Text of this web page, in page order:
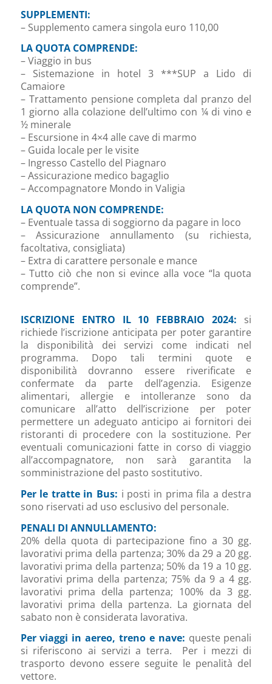
SUPPLEMENTI:
– Supplemento camera singola euro 110,00
LA QUOTA COMPRENDE:
– Viaggio in bus
– Sistemazione in hotel 3 ***SUP a Lido di
Camaiore
– Trattamento pensione completa dal pranzo del
1 giorno alla colazione dell’ultimo con ¼ di vino e
½ minerale
– Escursione in 4×4 alle cave di marmo
– Guida locale per le visite
– Ingresso Castello del Piagnaro
– Assicurazione medico bagaglio
– Accompagnatore Mondo in Valigia
LA QUOTA NON COMPRENDE:
– Eventuale tassa di soggiorno da pagare in loco
– Assicurazione annullamento (su richiesta,
facoltativa, consigliata)
– Extra di carattere personale e mance
– Tutto ciò che non si evince alla voce “la quota
comprende”.
ISCRIZIONE ENTRO IL 10 FEBBRAIO 2024: si
richiede l’iscrizione anticipata per poter garantire
la disponibilità dei servizi come indicati nel
programma. Dopo tali termini quote e
disponibilità dovranno essere riverificate e
confermate da parte dell’agenzia. Esigenze
alimentari, allergie e intolleranze sono da
comunicare all’atto dell’iscrizione per poter
permettere un adeguato anticipo ai fornitori dei
ristoranti di procedere con la sostituzione. Per
eventuali comunicazioni fatte in corso di viaggio
all’accompagnatore, non sarà garantita la
somministrazione del pasto sostitutivo.
Per le tratte in Bus: i posti in prima fila a destra
sono riservati ad uso esclusivo del personale.
PENALI DI ANNULLAMENTO:
20% della quota di partecipazione fino a 30 gg.
lavorativi prima della partenza; 30% da 29 a 20 gg.
lavorativi prima della partenza; 50% da 19 a 10 gg.
lavorativi prima della partenza; 75% da 9 a 4 gg.
lavorativi prima della partenza; 100% da 3 gg.
lavorativi prima della partenza. La giornata del
sabato non è considerata lavorativa.
Per viaggi in aereo, treno e nave: queste penali
si riferiscono ai servizi a terra. Per i mezzi di
trasporto devono essere seguite le penalità del
vettore.